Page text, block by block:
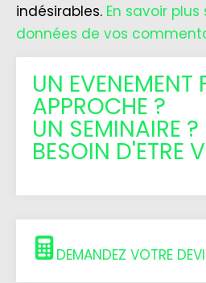
indésirables. En savoir
données de vos
UN EVENEMENT
APPROCHE ?
UN SEMINAIRE ?
BESOIN D'ETRE
DEMANDEZ VOTRE